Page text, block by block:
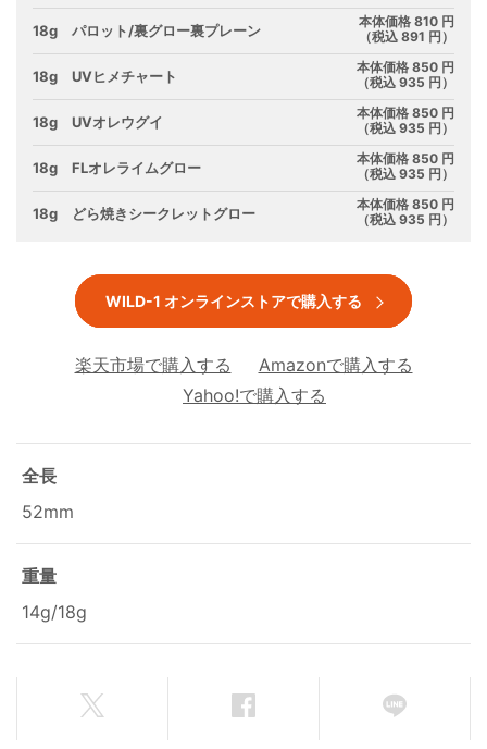
18g パロット/裏グロー裏プレーン
本体価格 810 円
（税込 891 円）
18g UVヒメチャート
本体価格 850 円
（税込 935 円）
18g UVオレウグイ
本体価格 850 円
（税込 935 円）
18g FLオレライムグロー
本体価格 850 円
（税込 935 円）
18g どら焼きシークレットグロー
本体価格 850 円
（税込 935 円）
WILD-1 オンラインストアで購入する
楽天市場で購入する
Amazonで購入する
Yahoo!で購入する
全長
52mm
重量
14g/18g